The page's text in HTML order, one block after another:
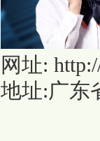
网址:
地址:广东